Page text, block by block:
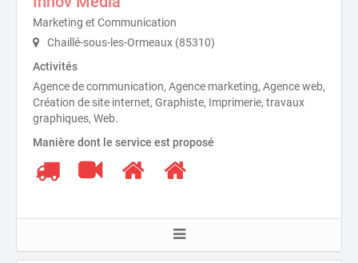
Marketing et Communication
Chaillé-sous-les-Ormeaux (85310)
Activités
Agence de communication, Agence marketing, Agence web,
Création de site internet, Graphiste, Imprimerie, travaux
graphiques, Web.
Manière dont le service est proposé